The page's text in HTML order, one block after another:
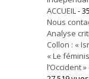
ACCUEIL -
Nous
Analyse
Collon : «
« Le
l’Occident